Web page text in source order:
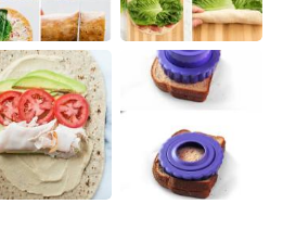
Italiano
Tiếng Việt